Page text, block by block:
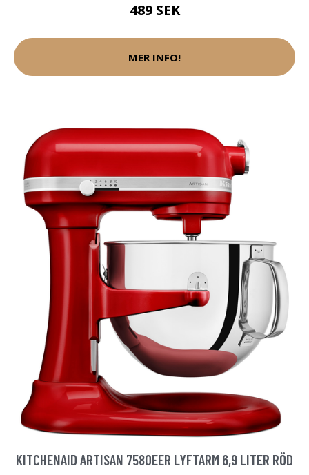
489 SEK
MER INFO!
KITCHENAID ARTISAN 7580EER LYFTARM 6,9 LITER RÖD